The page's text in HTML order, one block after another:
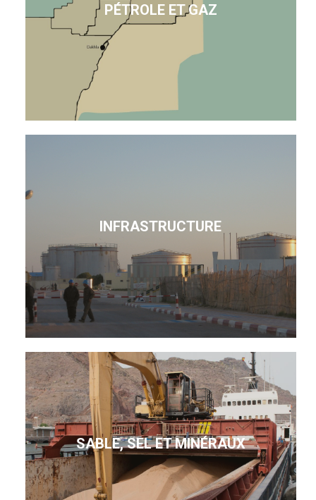
PÉTROLE ET GAZ
INFRASTRUCTURE
SABLE, SEL ET MINÉRAUX